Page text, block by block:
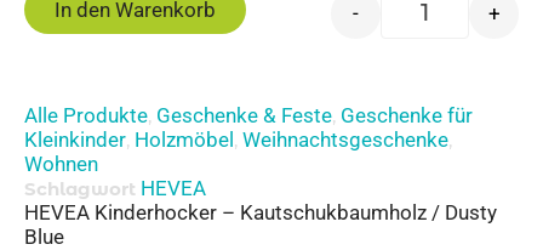
- +
In den Warenkorb
Alle Produkte, Geschenke & Feste, Geschenke für
Kleinkinder, Holzmöbel, Weihnachtsgeschenke,
Wohnen
Schlagwort HEVEA
HEVEA Kinderhocker – Kautschukbaumholz / Dusty
Blue